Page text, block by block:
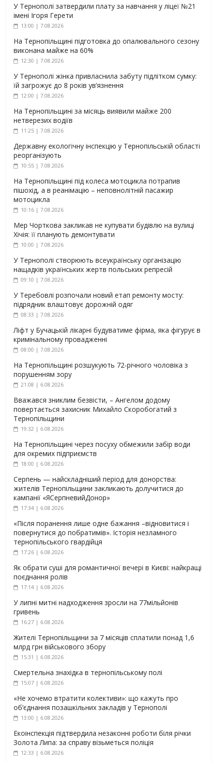
У Тернополі затвердили плату за навчання у ліцеї №21
імені Ігоря Герети
13:00 | 7.08.2026
На Тернопільщині підготовка до опалювального сезону
виконана майже на 60%
12:30 | 7.08.2026
У Тернополі жінка привласнила забуту підлітком сумку:
їй загрожує до 8 років ув’язнення
12:00 | 7.08.2026
На Тернопільщині за місяць виявили майже 200
нетверезих водіїв
11:25 | 7.08.2026
Державну екологічну інспекцію у Тернопільській області
реорганізують
10:55 | 7.08.2026
На Тернопільщині під колеса мотоцикла потрапив
пішохід, а в реанімацію – неповнолітній пасажир
мотоцикла
10:16 | 7.08.2026
Мер Чорткова закликав не купувати будівлю на вулиці
Хічія: її планують демонтувати
10:00 | 7.08.2026
У Тернополі створюють всеукраїнську організацію
нащадків українських жертв польських репресій
09:10 | 7.08.2026
У Теребовлі розпочали новий етап ремонту мосту:
підрядник влаштовує дорожній одяг
08:33 | 7.08.2026
Ліфт у Бучацькій лікарні будуватиме фірма, яка фігурує в
кримінальному провадженні
08:00 | 7.08.2026
На Тернопільщині розшукують 72-річного чоловіка з
порушенням зору
21:08 | 6.08.2026
Вважався зниклим безвісти, – Ангелом додому
повертається захисник Михайло Скоробогатий з
Тернопільщини
19:32 | 6.08.2026
На Тернопільщині через посуху обмежили забір води
для окремих підприємств
18:00 | 6.08.2026
Серпень — найскладніший період для донорства:
жителів Тернопільщини закликають долучитися до
кампанії «ЯСерпневийДонор»
17:34 | 6.08.2026
«Після поранення лише одне бажання –відновитися і
повернутися до побратимів». Історія незламного
тернопільського гвардійця
17:26 | 6.08.2026
Як обрати суші для романтичної вечері в Києві: найкращі
поєднання ролів
17:14 | 6.08.2026
У липні митні надходження зросли на 77мільйонів
гривень
16:27 | 6.08.2026
Жителі Тернопільщини за 7 місяців сплатили понад 1,6
млрд грн військового збору
15:31 | 6.08.2026
Смертельна знахідка в тернопільському полі
15:07 | 6.08.2026
«Не хочемо втратити колективи»: що кажуть про
об’єднання позашкільних закладів у Тернополі
13:00 | 6.08.2026
Екоінспекція підтвердила незаконні роботи біля річки
Золота Липа: за справу візьметься поліція
12:33 | 6.08.2026